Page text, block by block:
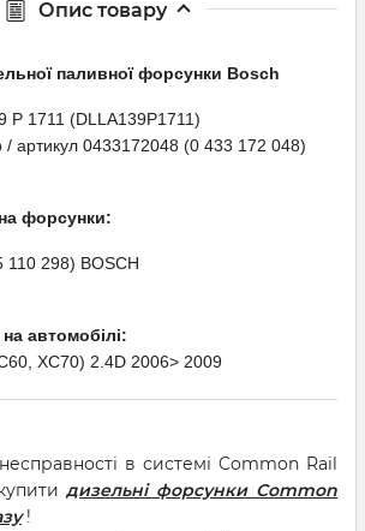
Опис товару
паливної форсунки Bosсh
P 1711 (DLLA139P1711)
/ артикул 0433172048 (0 433 172 048)
форсунки:
110 298) BOSCH
автомобілі:
XC70) 2.4D 2006> 2009
в системі Common Rail
дизельні форсунки Common
!